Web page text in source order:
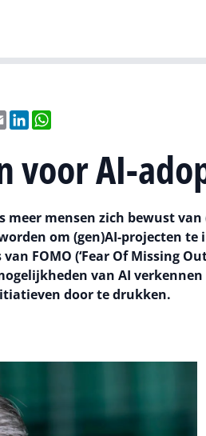
EmailLinkedIn
voor AI-
meer mensen zich bewust
om (gen)AI-projecten
FOMO (‘Fear Of Missing
van AI
door te drukken.